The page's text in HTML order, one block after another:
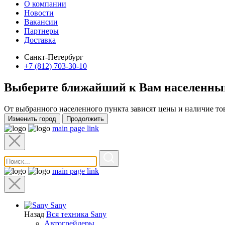
О компании
Новости
Вакансии
Партнеры
Доставка
Санкт-Петербург
+7 (812) 703-30-10
Выберите ближайший к Вам
От выбранного населенного пункта зависят цены и наличие
Изменить город Продолжить
main page link
main page link
Sany
Назад Вся техника Sany
Автогрейдеры